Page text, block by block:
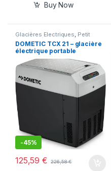
Buy Now
Glacières Electriques, Petit
électroménager
DOMETIC TCX 21 – glacière
électrique portable
-45%
125,59€ 226,58€